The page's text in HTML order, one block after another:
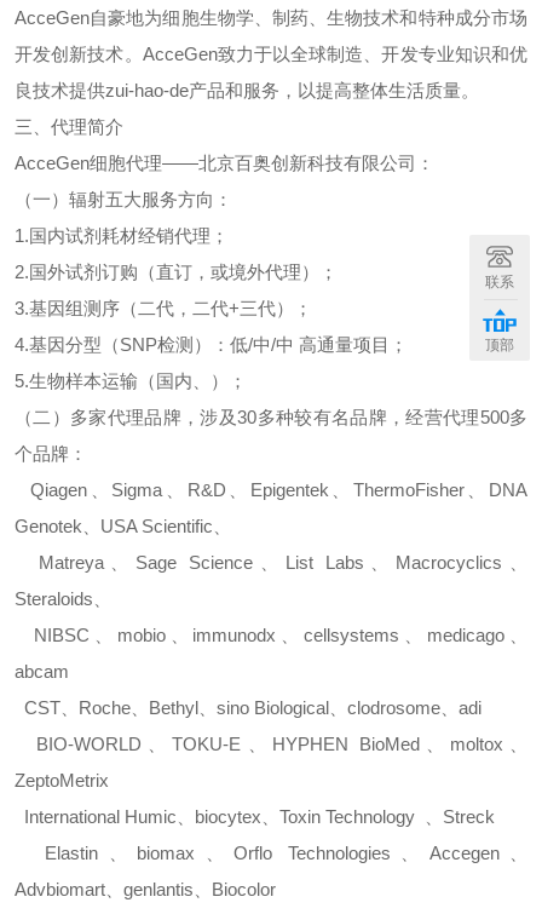
AcceGen自豪地为细胞生物学、制药、生物技术和特种成分市场
开发创新技术。 AcceGen致力于以全球制造、开发专业知识和优
良技术提供zui-hao-de产品和服务，以提高整体生活质量。
三、代理简介
AcceGen细胞代理——北京百奥创新科技有限公司：
（一）辐射五大服务方向：
1.国内试剂耗材经销代理；
2.国外试剂订购（直订，或境外代理）；
3.基因组测序（二代，二代+三代）；
4.基因分型（SNP检测）：低/中/中 高通量项目；
5.生物样本运输（国内、）；
（二）多家代理品牌，涉及30多种较有名品牌，经营代理500多
个品牌：
Qiagen
Sigma R&D Epigentek ThermoFisher、 DNA
Genotek
USA Scientific
Matreya、 Sage Science List Labs Macrocyclics
Steraloids
NIBSC
mobio、 immunodx 、cellsystems medicago
abcam
CST
Roche Bethyl sino Biological clodrosome
adi
BIO-WORLD 、TOKU-E HYPHEN BioMed、 moltox
ZeptoMetrix
International Humic
biocytex Toxin Technology
Streck
Elastin
biomax Orflo Technologies Accegen、
Advbiomart
genlantis
Biocolor
联系
顶部